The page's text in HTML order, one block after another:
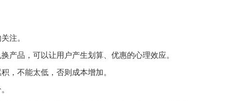
注。
产品，可以让用户产生划算、优惠的心理效应。
，不能太低，否则成本增加。